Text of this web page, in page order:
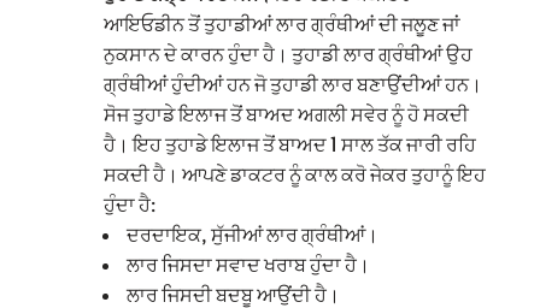
ਆਇਓਡੀਨ ਤੋਂ ਤੁਹਾਡੀਆਂ ਲਾਰ ਗ੍ਰੰਥੀਆਂ ਦੀ ਜਲੂਣ ਜਾਂ
ਨੁਕਸਾਨ ਦੇ ਕਾਰਨ ਹੁੰਦਾ ਹੈ। ਤੁਹਾਡੀ ਲਾਰ ਗ੍ਰੰਥੀਆਂ ਉਹ
ਗ੍ਰੰਥੀਆਂ ਹੁੰਦੀਆਂ ਹਨ ਜੋ ਤੁਹਾਡੀ ਲਾਰ ਬਣਾਉਂਦੀਆਂ ਹਨ।
ਸੋਜ ਤੁਹਾਡੇ ਇਲਾਜ ਤੋਂ ਬਾਅਦ ਅਗਲੀ ਸਵੇਰ ਨੂੰ ਹੋ ਸਕਦੀ
ਹੈ। ਇਹ ਤੁਹਾਡੇ ਇਲਾਜ ਤੋਂ ਬਾਅਦ 1 ਸਾਲ ਤੱਕ ਜਾਰੀ ਰਹਿ
ਸਕਦੀ ਹੈ। ਆਪਣੇ ਡਾਕਟਰ ਨੂੰ ਕਾਲ ਕਰੋ ਜੇਕਰ ਤੁਹਾਨੂੰ ਇਹ
ਹੁੰਦਾ ਹੈ:
ਦਰਦਾਇਕ, ਸੁੱਜੀਆਂ ਲਾਰ ਗ੍ਰੰਥੀਆਂ।
ਲਾਰ ਜਿਸਦਾ ਸਵਾਦ ਖਰਾਬ ਹੁੰਦਾ ਹੈ।
ਲਾਰ ਜਿਸਦੀ ਬਦਬੂ ਆਉਂਦੀ ਹੈ।